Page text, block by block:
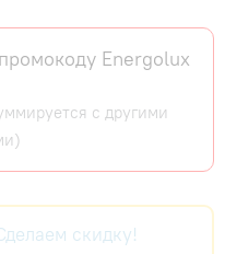
Energolux
с другими
скидку!